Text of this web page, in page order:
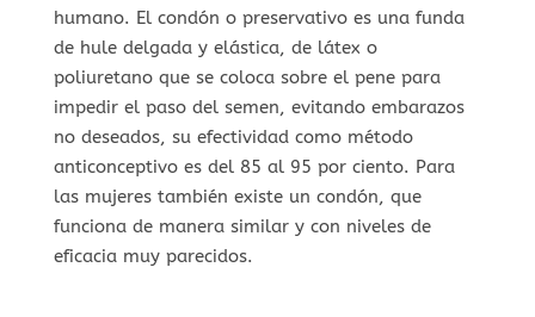
humano. El condón o preservativo es una funda
de hule delgada y elástica, de látex o
poliuretano que se coloca sobre el pene para
impedir el paso del semen, evitando embarazos
no deseados, su efectividad como método
anticonceptivo es del 85 al 95 por ciento. Para
las mujeres también existe un condón, que
funciona de manera similar y con niveles de
eficacia muy parecidos.